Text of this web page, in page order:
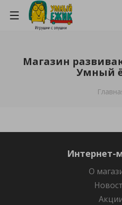
Магазин
Умный
Интернет-
О